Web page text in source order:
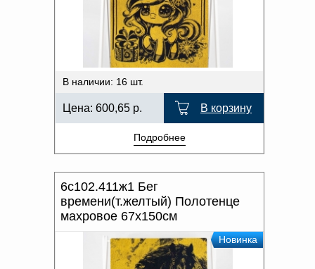
Документы по работе с
персональными данными
Письмо руководителю
Новости | СтатьиВ наличии: 16 шт.
Цена: 600,65 р. В корзину
Подробнее
6с102.411ж1 Бег
времени(т.желтый) Полотенце
махровое 67х150см
Новинка
в
корзину